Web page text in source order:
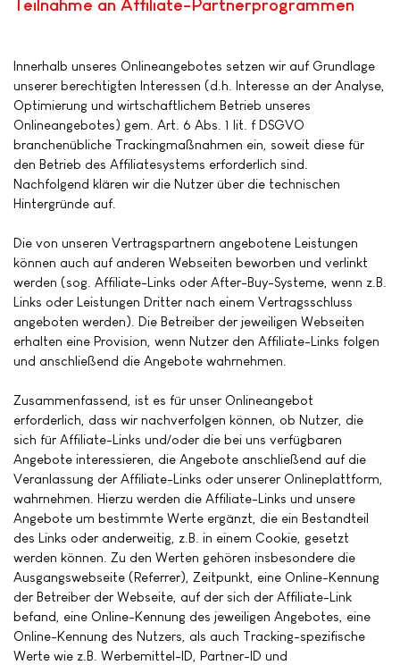
Teilnahme an Affiliate-Partnerprogrammen
Innerhalb unseres Onlineangebotes setzen wir auf Grundlage
unserer berechtigten Interessen (d.h. Interesse an der Analyse,
Optimierung und wirtschaftlichem Betrieb unseres
Onlineangebotes) gem. Art. 6 Abs. 1 lit. f DSGVO
branchenübliche Trackingmaßnahmen ein, soweit diese für
den Betrieb des Affiliatesystems erforderlich sind.
Nachfolgend klären wir die Nutzer über die technischen
Hintergründe auf.
Die von unseren Vertragspartnern angebotene Leistungen
können auch auf anderen Webseiten beworben und verlinkt
werden (sog. Affiliate-Links oder After-Buy-Systeme, wenn z.B.
Links oder Leistungen Dritter nach einem Vertragsschluss
angeboten werden). Die Betreiber der jeweiligen Webseiten
erhalten eine Provision, wenn Nutzer den Affiliate-Links folgen
und anschließend die Angebote wahrnehmen.
Zusammenfassend, ist es für unser Onlineangebot
erforderlich, dass wir nachverfolgen können, ob Nutzer, die
sich für Affiliate-Links und/oder die bei uns verfügbaren
Angebote interessieren, die Angebote anschließend auf die
Veranlassung der Affiliate-Links oder unserer Onlineplattform,
wahrnehmen. Hierzu werden die Affiliate-Links und unsere
Angebote um bestimmte Werte ergänzt, die ein Bestandteil
des Links oder anderweitig, z.B. in einem Cookie, gesetzt
werden können. Zu den Werten gehören insbesondere die
Ausgangswebseite (Referrer), Zeitpunkt, eine Online-Kennung
der Betreiber der Webseite, auf der sich der Affiliate-Link
befand, eine Online-Kennung des jeweiligen Angebotes, eine
Online-Kennung des Nutzers, als auch Tracking-spezifische
Werte wie z.B. Werbemittel-ID, Partner-ID und